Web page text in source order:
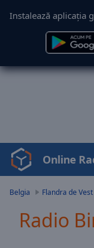
Instalează aplicația
Video
Player
Video
Online
Belgia Flandra de Vest
Radio